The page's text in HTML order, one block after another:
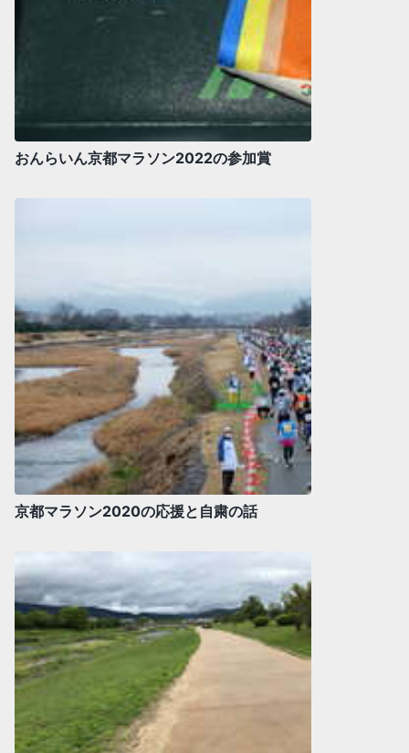
おんらいん京都マラソン2022の参加賞
京都マラソン2020の応援と自粛の話